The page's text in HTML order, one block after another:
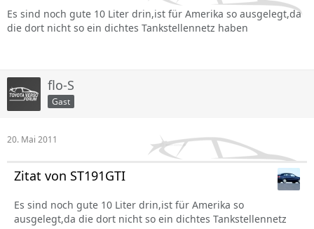
Es sind noch gute 10 Liter drin,ist für Amerika so ausgelegt,da
die dort nicht so ein dichtes Tankstellennetz haben
flo-S
Gast
20. Mai 2011
Zitat von ST191GTI
Es sind noch gute 10 Liter drin,ist für Amerika so
ausgelegt,da die dort nicht so ein dichtes Tankstellennetz